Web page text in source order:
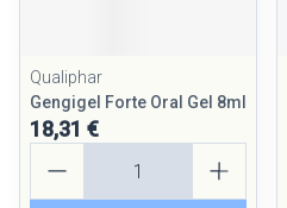
Qualiphar
Gengigel Forte Oral Gel 8ml
18,31 €